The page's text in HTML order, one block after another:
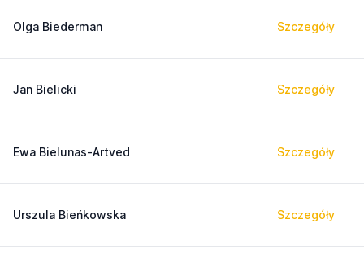
Olga Biederman Szczegóły
Jan Bielicki Szczegóły
Ewa Bielunas-Artved Szczegóły
Urszula Bieńkowska Szczegóły